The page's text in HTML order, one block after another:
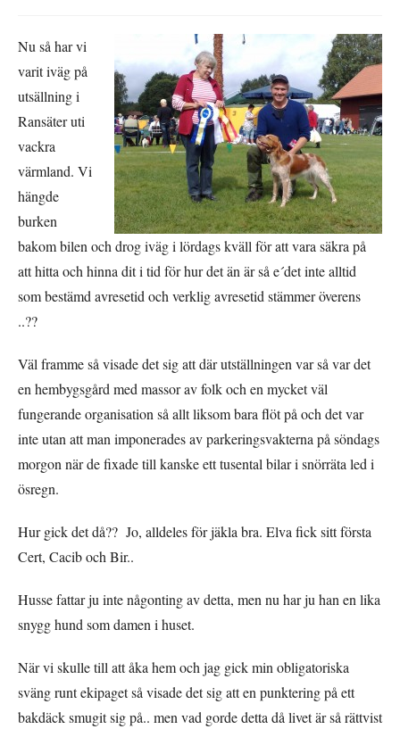
Nu så har vi
varit iväg på
utsällning i
Ransäter uti
vackra
värmland. Vi
hängde
burken
bakom bilen och drog iväg i lördags kväll för att vara säkra på
att hitta och hinna dit i tid för hur det än är så e´det inte alltid
som bestämd avresetid och verklig avresetid stämmer överens
..??
Väl framme så visade det sig att där utställningen var så var det
en hembygsgård med massor av folk och en mycket väl
fungerande organisation så allt liksom bara flöt på och det var
inte utan att man imponerades av parkeringsvakterna på söndags
morgon när de fixade till kanske ett tusental bilar i snörräta led i
ösregn.
Hur gick det då?? Jo, alldeles för jäkla bra. Elva fick sitt första
Cert, Cacib och Bir..
Husse fattar ju inte någonting av detta, men nu har ju han en lika
snygg hund som damen i huset.
När vi skulle till att åka hem och jag gick min obligatoriska
sväng runt ekipaget så visade det sig att en punktering på ett
bakdäck smugit sig på.. men vad gorde detta då livet är så rättvist